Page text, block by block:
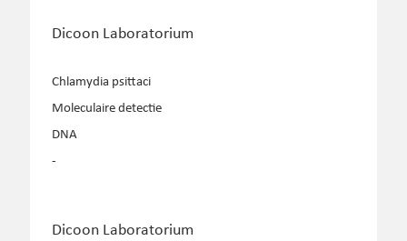
Dicoon Laboratorium
Chlamydia psittaci
Moleculaire detectie
DNA
-
Dicoon Laboratorium